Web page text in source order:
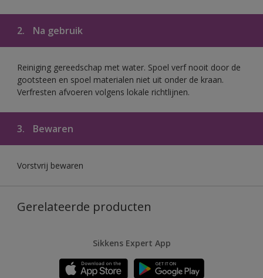
2. Na gebruik
Reiniging gereedschap met water. Spoel verf nooit door de
gootsteen en spoel materialen niet uit onder de kraan.
Verfresten afvoeren volgens lokale richtlijnen.
3. Bewaren
Vorstvrij bewaren
Gerelateerde producten
Sikkens Expert App